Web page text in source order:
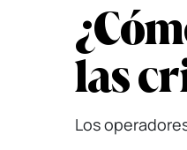
las
Los